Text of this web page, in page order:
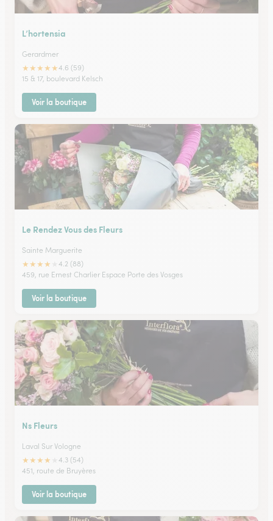
L’hortensia
Gerardmer
★★★★★4.6 (59)
15 & 17, boulevard Kelsch
Voir la boutique
Le Rendez Vous des Fleurs
Sainte Marguerite
★★★★
4.2 (88)
459, rue Ernest Charlier Espace Porte des Vosges
Voir la boutique
Ns Fleurs
Laval Sur Vologne
★★★★
4.3 (54)
451, route de Bruyères
Voir la boutique